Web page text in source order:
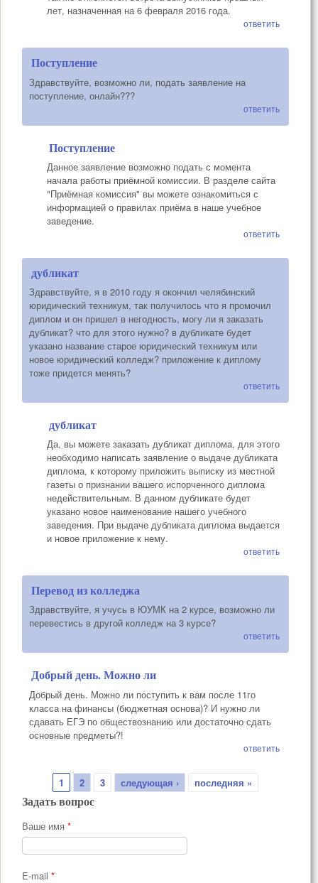
лет, назначенная на 6 февраля 2016 года.
ответить
Поступление
Здравствуйте, возможно ли, подать заявление на
поступление, онлайн???
ответить
Поступление
Данное заявление возможно подать с момента
начала работы приёмной комиссии. В разделе сайта
"Приёмная комиссия" вы можете ознакомиться с
информацией о правилах приёма в наше учебное
заведение.
ответить
дубликат
Здравствуйте, я в 2010 году я окончил челябинский
юридический техникум, так получилось что я промочил
диплом и он пришел в негодность, могу ли я заказать
дубликат? что для этого нужно? в дубликате будет
указано название старое юридический техникум или
новое юридический колледж? приложение к диплому
тоже придется менять?
ответить
дубликат
Да, вы можете заказать дубликат диплома, для этого
необходимо написать заявление о выдаче дубликата
диплома, к которому приложить выписку из местной
газеты о признании вашего испорченного диплома
недействительным. В данном дубликате будет
указано новое наименование нашего учебного
заведения. При выдаче дубликата диплома выдается
и новое приложение к нему.
ответить
Перевод из колледжа
Здравствуйте, я учусь в ЮУМК на 2 курсе, возможно ли
перевестись в другой колледж на 3 курсе?
ответить
Добрый день. Можно ли
Добрый день. Можно ли поступить к вам после 11го
класса на финансы (бюджетная основа)? И нужно ли
сдавать ЕГЭ по обществознанию или достаточно сдать
основные предметы?!
ответить
Страницы
1 2 3 следующая › последняя »
Задать вопрос
Ваше имя *
E-mail *